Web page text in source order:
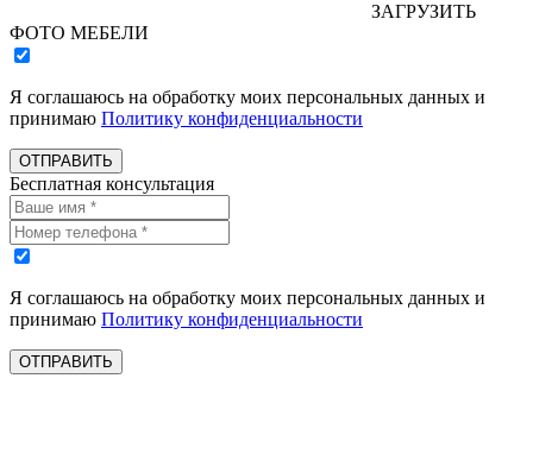
ЗАГРУЗИТЬ
ФОТО МЕБЕЛИ
Я соглашаюсь на обработку моих персональных данных и
принимаю Политику конфиденциальности
ОТПРАВИТЬ
Бесплатная консультация
Я соглашаюсь на обработку моих персональных данных и
принимаю Политику конфиденциальности
ОТПРАВИТЬ